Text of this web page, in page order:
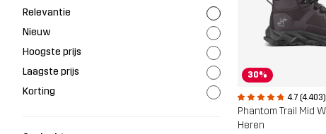
Relevantie
Nieuw
Hoogste prijs
Laagste prijs
Korting
30%
4.7 (4.403)
Heren